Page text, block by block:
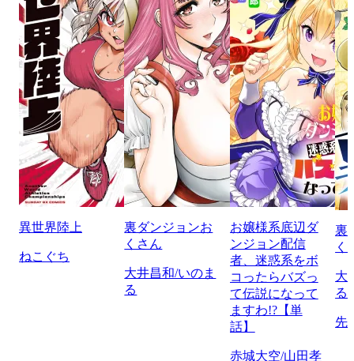
異世界陸上
ねこぐち
裏ダンジョンお
くさん
大井昌和/いのま
る
お嬢様系底辺ダ
ンジョン配信
者、迷惑系をボ
コったらバズっ
て伝説になって
ますわ!?【単
話】
赤城大空/山田孝
裏
く
大
る
先